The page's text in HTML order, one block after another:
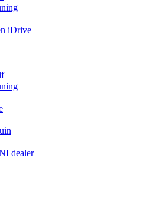
iDrive
dealer